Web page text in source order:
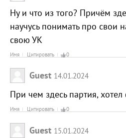
Ну и что из того? Причём
научусь понимать про свои
свою УК
Имя Цитировать 0
Guest 14.01.2024
При чем здесь партия, хотел
Имя Цитировать 0
Guest 15.01.2024